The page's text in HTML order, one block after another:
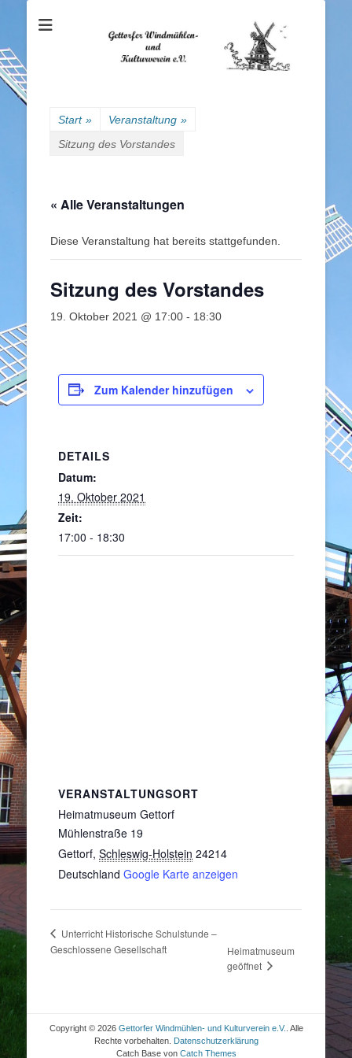
Gettorfer
Windmühlen- und
Kulturverein e.V.
Start » Veranstaltung »
Sitzung des Vorstandes
« Alle Veranstaltungen
Diese Veranstaltung hat bereits stattgefunden.
Sitzung des Vorstandes
19. Oktober 2021 @ 17:00 - 18:30
Zum Kalender hinzufügen
DETAILS
Datum:
19. Oktober 2021
Zeit:
17:00 - 18:30
VERANSTALTUNGSORT
Heimatmuseum Gettorf
Mühlenstraße 19
Gettorf, Schleswig-Holstein 24214
Deutschland Google Karte anzeigen
Unterricht Historische Schulstunde –
Geschlossene Gesellschaft
Heimatmuseum
geöffnet
Copyright © 2026 Gettorfer Windmühlen- und Kulturverein e.V.. Alle
Rechte vorbehalten. Datenschutzerklärung
Catch Base von Catch Themes